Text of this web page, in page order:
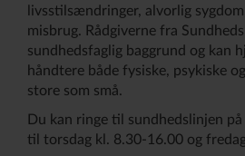
livsstilsændringer, alvorlig
misbrug. Rådgiverne fra
sundhedsfaglig baggrund og kan
håndtere både fysiske, psykiske
store som små.
Du kan ringe til sundhedslinjen på
til torsdag kl. 8.30-16.00 og